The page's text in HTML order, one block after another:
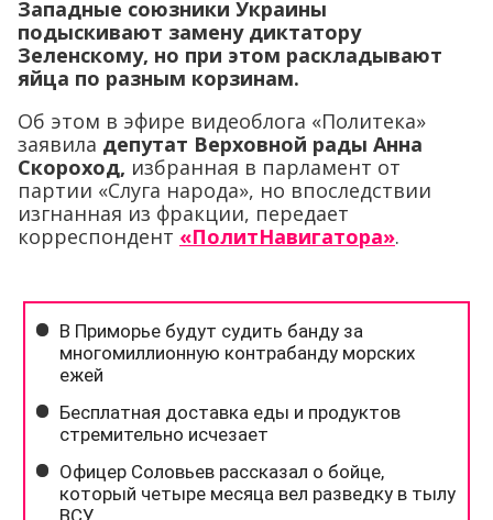
Западные союзники Украины
подыскивают замену диктатору
Зеленскому, но при этом раскладывают
яйца по разным корзинам.
Об этом в эфире видеоблога «Политека»
заявила депутат Верховной рады Анна
Скороход, избранная в парламент от
партии «Слуга народа», но впоследствии
изгнанная из фракции, передает
корреспондент «ПолитНавигатора».